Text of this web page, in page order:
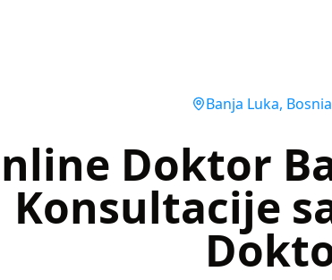
Banja Luka,
Doktor
Konsultacije